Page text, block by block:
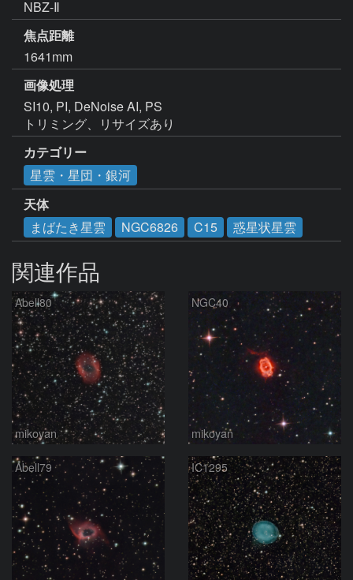
焦点距離
1641mm
画像処理
SI10, PI, DeNoise AI, PS
トリミング、リサイズあり
カテゴリー
星雲・星団・銀河
天体
まばたき星雲
NGC6826 C15 惑星状星雲
関連作品
Abell80
mikoyan
NGC40
mikoyan
Abell79 IC1295